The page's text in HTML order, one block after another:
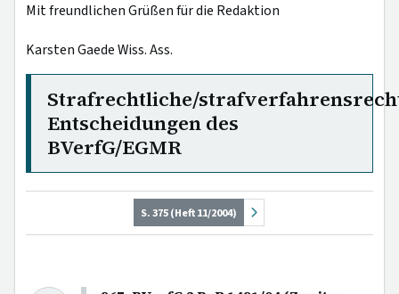
Mit freundlichen Grüßen für die Redaktion
Karsten Gaede Wiss. Ass.
Strafrechtliche/
Entscheidungen des
BVerfG/EGMR
S. 375 (Heft 11/2004)